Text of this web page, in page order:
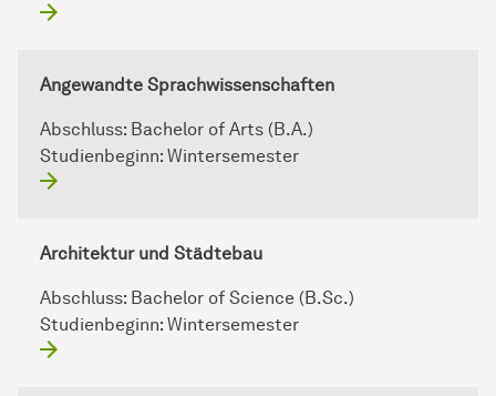
Angewandte Sprachwissenschaften
Abschluss: Bachelor of Arts (B.A.)
Studienbeginn: Wintersemester
Architektur und Städtebau
Abschluss: Bachelor of Science (B.Sc.)
Studienbeginn: Wintersemester